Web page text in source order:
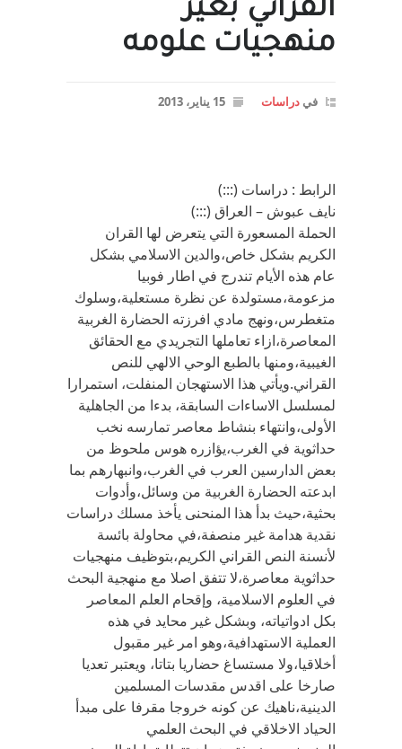
القرآني بغير
منهجيات علومه
في دراسات 15 يناير، 2013
الرابط : دراسات (:::)
نايف عبوش – العراق (:::)
الحملة المسعورة التي يتعرض لها القران
الكريم بشكل خاص،والدين الاسلامي بشكل
عام هذه الأيام تندرج في اطار فوبيا
مزعومة،مستولدة عن نظرة مستعلية،وسلوك
متغطرس،ونهج مادي افرزته الحضارة الغربية
المعاصرة،ازاء تعاملها التجريدي مع الحقائق
الغيبية،ومنها بالطبع الوحي الالهي للنص
القراني.ويأتي هذا الاستهجان المنفلت، استمرارا
لمسلسل الاساءات السابقة، بدءا من الجاهلية
الأولى،وانتهاء بنشاط معاصر تمارسه نخب
حداثوية في الغرب،يؤازره هوس ملحوظ من
بعض الدارسين العرب في الغرب،وانبهارهم بما
ابدعته الحضارة الغربية من وسائل،وأدوات
بحثية،حيث بدأ هذا المنحنى يأخذ مسلك دراسات
نقدية هدامة غير منصفة،في محاولة بائسة
لأنسنة النص القراني الكريم،بتوظيف منهجيات
حداثوية معاصرة،لا تتفق اصلا مع منهجية البحث
في العلوم الاسلامية، وإقحام العلم المعاصر
بكل ادواتياته، وبشكل غير محايد في هذه
العملية الاستهدافية،وهو امر غير مقبول
أخلاقيا،ولا مستساغ حضاريا بتاتا، ويعتبر تعديا
صارخا على اقدس مقدسات المسلمين
الدينية،ناهيك عن كونه خروجا مقرفا على مبدأ
الحياد الاخلاقي في البحث العلمي